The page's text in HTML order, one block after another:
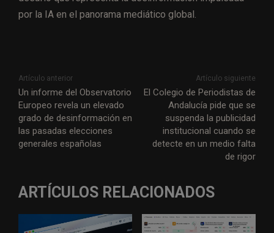
por la IA en el panorama mediático global.
Artículo anterior
Un informe del Observatorio
Europeo revela un elevado
grado de desinformación en
las pasadas elecciones
generales españolas
Artículo siguiente
El Colegio de Periodistas de
Andalucía pide que se
suspenda la publicidad
institucional cuando se
detecte en un medio falta
de rigor
ARTÍCULOS RELACIONADOS